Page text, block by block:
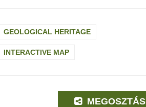
GEOLOGICAL HERITAGE
INTERACTIVE MAP
MEGOSZTÁS